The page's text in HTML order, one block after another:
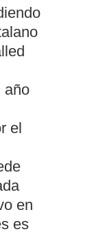
año
el
en
es